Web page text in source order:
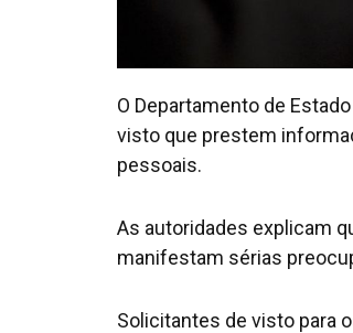
O Departamento de
visto que prestem
pessoais.
As autoridades explicam
manifestam sérias
Solicitantes de visto para